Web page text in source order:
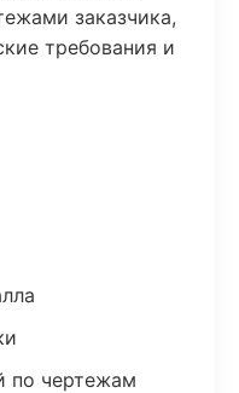
заказчика,
требования и
по чертежам